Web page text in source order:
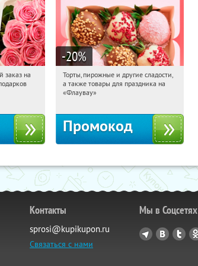
заказ на
-20%
06:30:04 Получили:
Россия
Торты, пирожные и другие сладости,
а также товары для праздника на
«Флаувау»
Промокод
Контакты
sprosi@kupikupon.ru
Связаться с нами
Мы в Соцсетях